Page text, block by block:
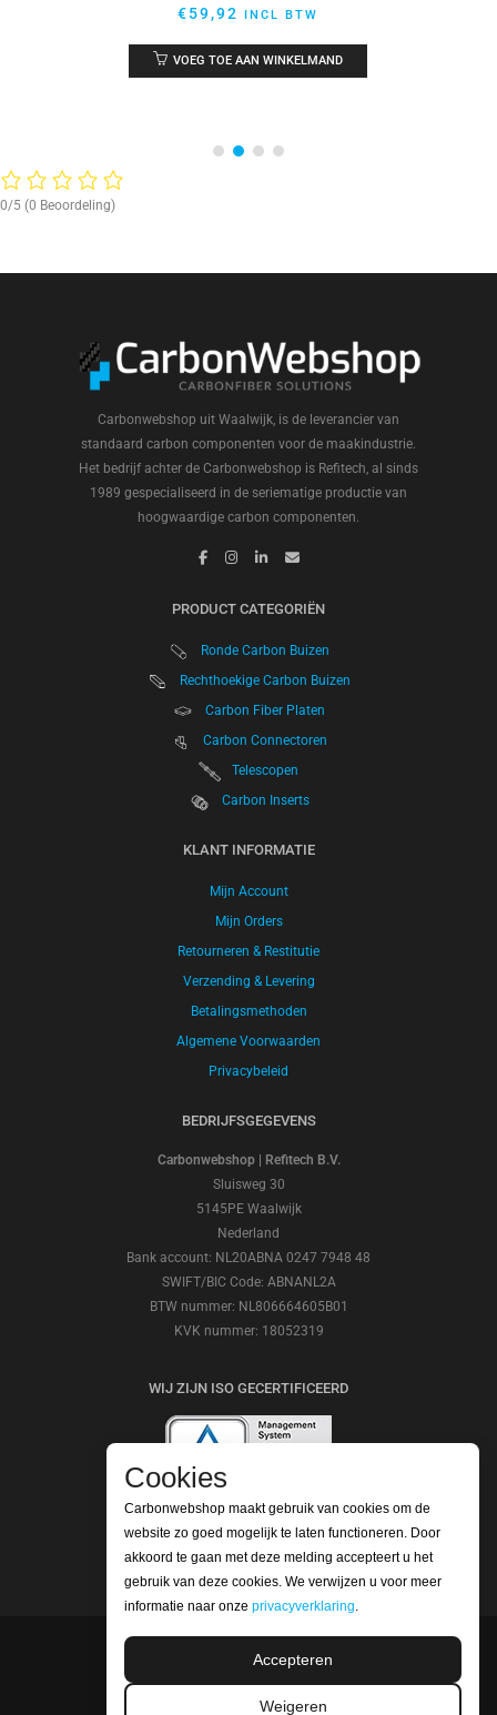
€59,92 INCL BTW
VOEG TOE AAN WINKELMAND
0/5 (0 Beoordeling)
Carbonwebshop uit Waalwijk, is de leverancier van
standaard carbon componenten voor de maakindustrie.
Het bedrijf achter de Carbonwebshop is Refitech, al sinds
1989 gespecialiseerd in de seriematige productie van
hoogwaardige carbon componenten.
PRODUCT CATEGORIËN
Ronde Carbon Buizen
Rechthoekige Carbon Buizen
Carbon Fiber Platen
Carbon Connectoren
Telescopen
Carbon Inserts
KLANT INFORMATIE
Mijn Account
Mijn Orders
Retourneren & Restitutie
Verzending & Levering
Betalingsmethoden
Algemene Voorwaarden
Privacybeleid
BEDRIJFSGEGEVENS
Carbonwebshop | Refitech B.V.
Sluisweg 30
5145PE Waalwijk
Nederland
Bank account: NL20ABNA 0247 7948 48
SWIFT/BIC Code: ABNANL2A
BTW nummer: NL806664605B01
KVK nummer: 18052319
WIJ ZIJN ISO GECERTIFICEERD
BEKIJK ONZE REVIEWS
©2026 Carbonwebshop
Cookies
Carbonwebshop maakt gebruik van cookies om de
website zo goed mogelijk te laten functioneren. Door
akkoord te gaan met deze melding accepteert u het
gebruik van deze cookies. We verwijzen u voor meer
informatie naar onze privacyverklaring.
Accepteren
Weigeren